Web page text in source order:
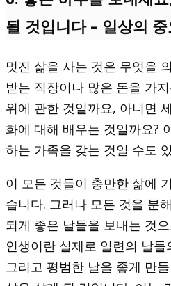
될 것입니다 – 일상의 중
멋진 삶을 사는 것은 무엇을
받는 직장이나 많은 돈을 가
위에 관한 것일까요, 아니면
화에 대해 배우는 것일까요?
하는 가족을 갖는 것일 수도
이 모든 것들이 충만한 삶에
습니다. 그러나 모든 것을 분
되게 좋은 날들을 보내는 것
인생이란 실제로 일련의 날
그리고 평범한 날을 좋게 만